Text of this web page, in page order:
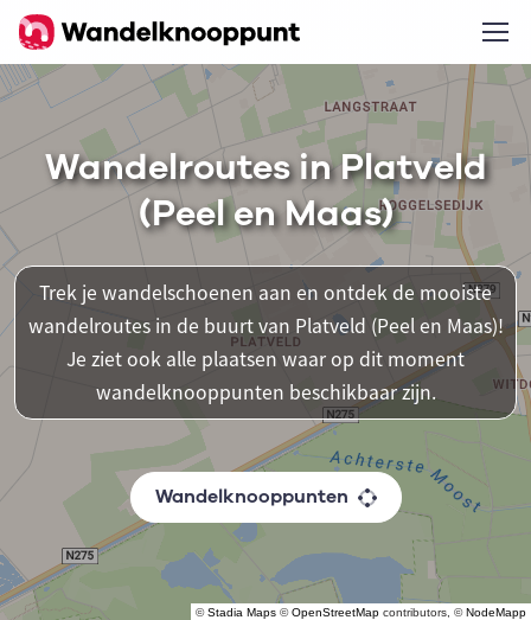
©Stadia Maps ©OpenStreetMap contributors, ©NodeMapp
Wandelroutes in Platveld
(Peel en Maas)
Trek je wandelschoenen aan en ontdek de mooiste
wandelroutes in de buurt van Platveld (Peel en Maas)!
Je ziet ook alle plaatsen waar op dit moment
wandelknooppunten beschikbaar zijn.
Wandelknooppunten